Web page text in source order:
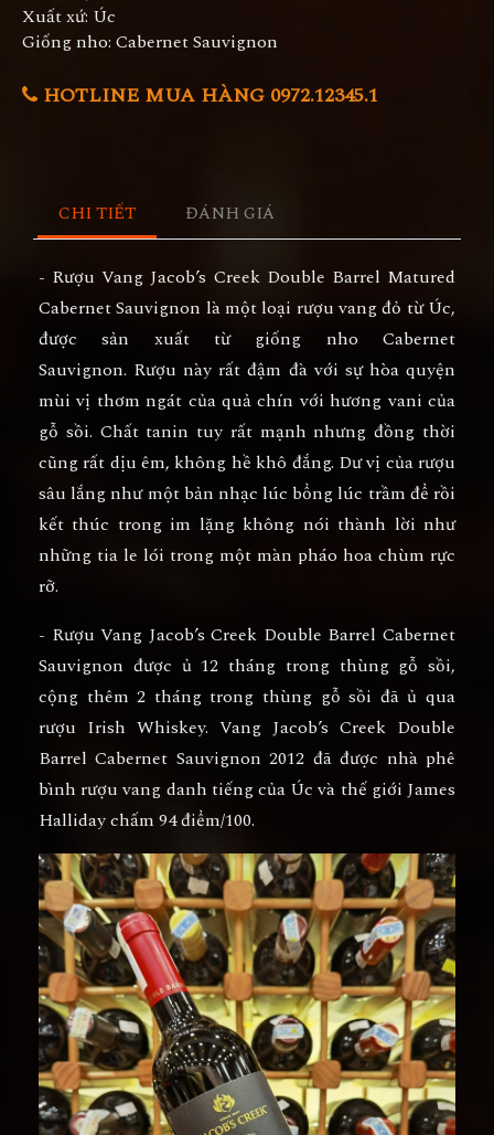
Xuất xứ: Úc
Giống nho: Cabernet Sauvignon
HOTLINE MUA HÀNG 0972.12345.1
CHI TIẾT ĐÁNH GIÁ
- Rượu Vang Jacob’s Creek Double Barrel Matured
Cabernet Sauvignon là một loại rượu vang đỏ từ Úc,
được sản xuất từ giống nho Cabernet
Sauvignon. Rượu này rất đậm đà với sự hòa quyện
mùi vị thơm ngát của quả chín với hương vani của
gỗ sồi. Chất tanin tuy rất mạnh nhưng đồng thời
cũng rất dịu êm, không hề khô đắng. Dư vị của rượu
sâu lắng như một bản nhạc lúc bổng lúc trầm để rồi
kết thúc trong im lặng không nói thành lời như
những tia le lói trong một màn pháo hoa chùm rực
rỡ.
- Rượu Vang Jacob’s Creek Double Barrel Cabernet
Sauvignon được ủ 12 tháng trong thùng gỗ sồi,
cộng thêm 2 tháng trong thùng gỗ sồi đã ủ qua
rượu Irish Whiskey. Vang Jacob’s Creek Double
Barrel Cabernet Sauvignon 2012 đã được nhà phê
bình rượu vang danh tiếng của Úc và thế giới James
Halliday chấm 94 điểm/100.